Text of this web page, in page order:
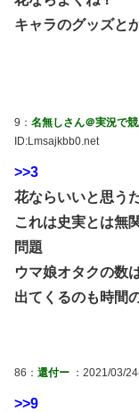
キャラのグッズと
9： 名無しさん＠実況で
ID:Lmsajkbb0.net
>>3
花ならいいと思う
これは史実とは無
問題
ウマ娘オタクの数
出てくるのも時間
86： 還付ー ：2021/03/
>>9